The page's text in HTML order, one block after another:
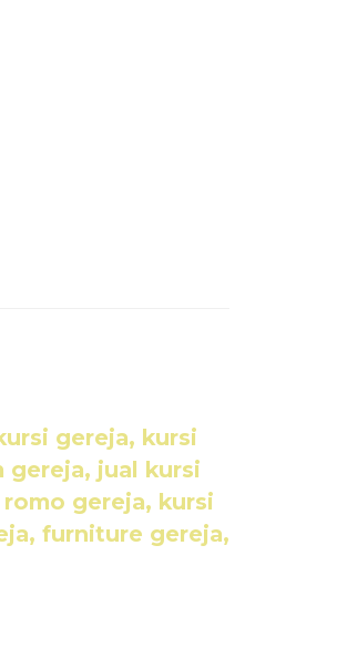
gereja, kursi
gereja, jual kursi
gereja, kursi
furniture gereja,